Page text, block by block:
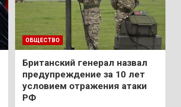
ОБЩЕСТВО
Британский генерал назвал
предупреждение за 10 лет
условием отражения атаки
РФ